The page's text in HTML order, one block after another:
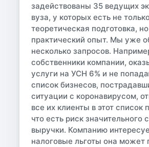
задействованы 35 ведущих
вуза, у которых есть не
теоретическая подготовка,
практический опыт. Мы уже
несколько запросов.
собственники компании,
услуги на УСН 6% и не
список бизнесов,
ситуации с коронавирусом,
все их клиенты в этот список
что есть риск значительного
выручки. Компанию
налоговые льготы она может